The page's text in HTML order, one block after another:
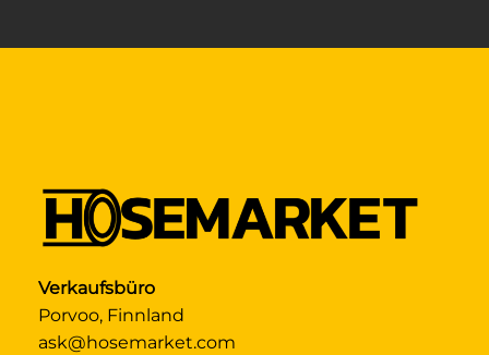
Verkaufsbüro
Porvoo, Finnland
ask@hosemarket.com